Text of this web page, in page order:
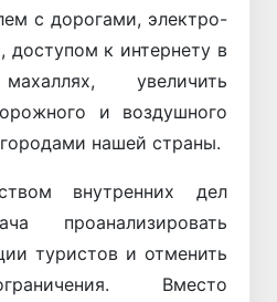
с дорогами, электро-
доступом к интернету в
увеличить
и воздушного
нашей страны.
внутренних дел
проанализировать
туристов и отменить
Вместо